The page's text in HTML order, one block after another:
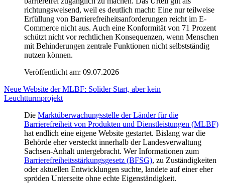
richtungsweisend, weil es deutlich macht: Eine nur teilweise
Erfüllung von Barrierefreiheitsanforderungen reicht im E-
Commerce nicht aus. Auch eine Konformität von 71 Prozent
schützt nicht vor rechtlichen Konsequenzen, wenn Menschen
mit Behinderungen zentrale Funktionen nicht selbstständig
nutzen können.
Veröffentlicht am: 09.07.2026
Neue Website der MLBF: Solider Start, aber kein
Leuchtturmprojekt
Die Marktüberwachungsstelle der Länder für die
Barrierefreiheit von Produkten und Dienstleistungen (MLBF)
hat endlich eine eigene Website gestartet. Bislang war die
Behörde eher versteckt innerhalb der Landesverwaltung
Sachsen-Anhalt untergebracht. Wer Informationen zum
Barrierefreiheitsstärkungsgesetz (BFSG), zu Zuständigkeiten
oder aktuellen Entwicklungen suchte, landete auf einer eher
spröden Unterseite ohne echte Eigenständigkeit.